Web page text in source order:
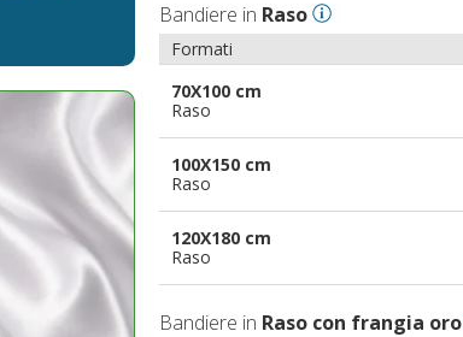
Bandiere in Raso
Formati
70X100 cm
Raso
100X150 cm
Raso
120X180 cm
Raso
Bandiere in Raso con frangia oro